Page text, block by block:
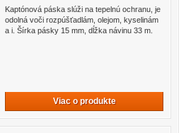
Kaptónová páska slúži na tepelnú ochranu, je
odolná voči rozpúšťadlám, olejom, kyselinám
a i. Šírka pásky 15 mm, dĺžka návinu 33 m.
Viac o produkte